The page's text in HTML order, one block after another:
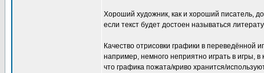
Хороший художник, как и хороший писатель,
если текст будет достоен называться
Качество отрисовки графики в переведённой
например, немного неприятно играть в игры,
что графика пожата/криво хранится/